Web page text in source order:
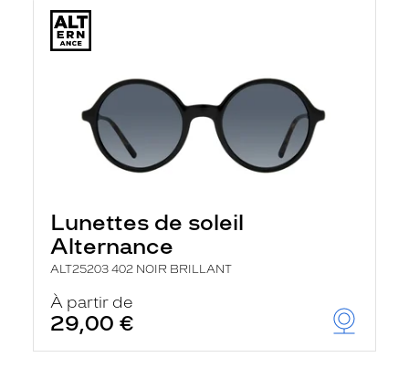
Lunettes de soleil
Alternance
ALT25203 402 NOIR BRILLANT
À partir de
29,00 €